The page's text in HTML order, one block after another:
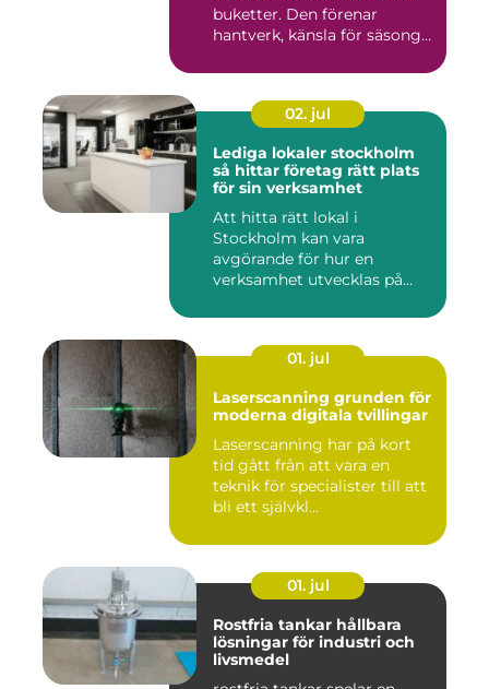
buketter. Den förenar
hantverk, känsla för säsong
02. jul
Lediga lokaler stockholm
så hittar företag rätt plats
för sin verksamhet
Att hitta rätt lokal i
Stockholm kan vara
avgörande för hur en
verksamhet utvecklas på
01. jul
Laserscanning grunden för
moderna digitala tvillingar
Laserscanning har på kort
tid gått från att vara en
teknik för specialister till att
bli ett självkl...
01. jul
Rostfria tankar hållbara
lösningar för industri och
livsmedel